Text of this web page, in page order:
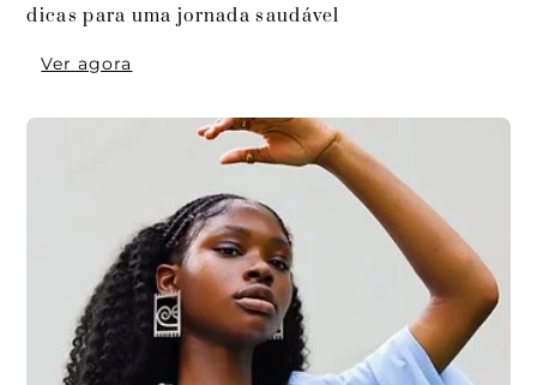
dicas para uma jornada saudável
Ver agora